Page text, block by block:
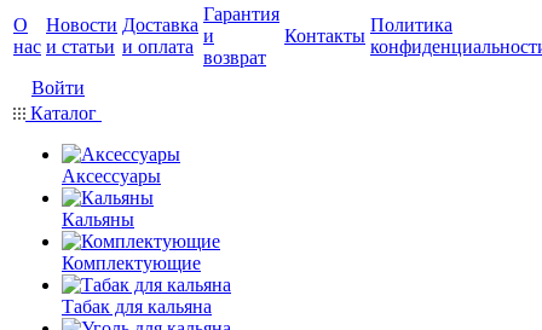
О
нас
Новости
и статьи
Доставка
и оплата
Гарантия
и
возврат
Контакты
Политика
Войти
Каталог
Аксессуары
Кальяны
Комплектующие
Табак для кальяна